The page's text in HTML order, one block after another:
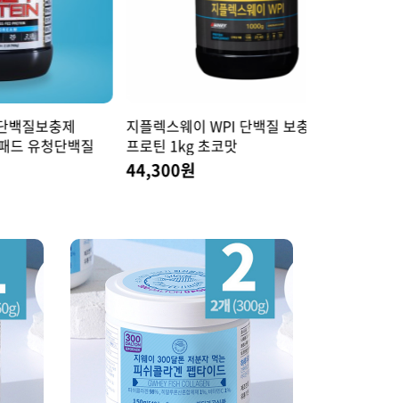
질
지플렉스웨이 WPI 단백질 보충제 웨이
프로틴 1kg 초코맛
44,300원